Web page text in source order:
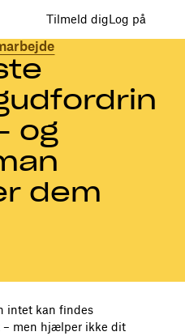
Tilmeld digLog på
og
dem
intet kan findes
– men hjælper ikke dit